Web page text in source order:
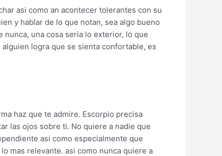
asi­ como an acontecer tolerantes con su
y hablar de lo que notan, sea algo bueno
una cosa seri­a lo exterior, lo que
logra que se sienta confortable, es
haz que te admire. Escorpio precisa
las ojos sobre ti. No quiere a nadie que
asi­ como especialmente que
mas relevante. asi­ como nunca quiere a